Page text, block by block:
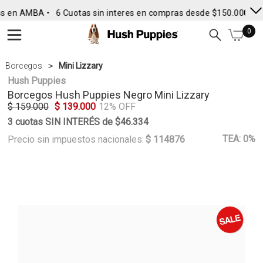
AMBA • 6 Cuotas sin interes en compras desde $150.000 •
0
Borcegos Mini Lizzary
Hush Puppies
Borcegos Hush Puppies Negro Mini Lizzary
$ 159.000 $ 139.000 12% OFF
3 cuotas SIN INTERÉS de $46.334
Precio sin impuestos nacionales: $ 114876 TEA: 0%